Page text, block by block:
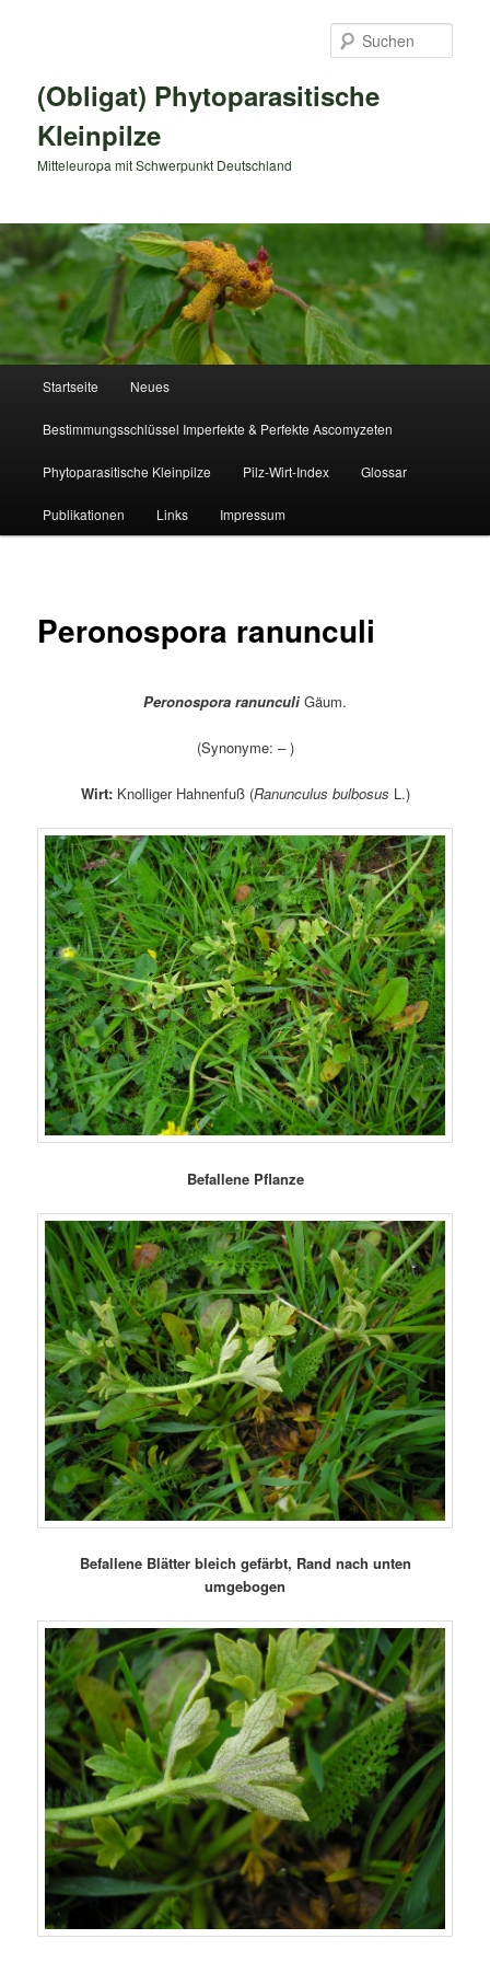
(Obligat) Phytoparasitische
Kleinpilze
Mitteleuropa mit Schwerpunkt Deutschland
Startseite Neues
Bestimmungsschlüssel Imperfekte & Perfekte Ascomyzeten
Phytoparasitische Kleinpilze Pilz-Wirt-Index Glossar
Publikationen Links Impressum
Peronospora ranunculi
Peronospora ranunculi Gäum.
(Synonyme: – )
Wirt:Knolliger Hahnenfuß (Ranunculus bulbosus L.)
Befallene Pflanze
Befallene Blätter bleich gefärbt, Rand nach unten
umgebogen